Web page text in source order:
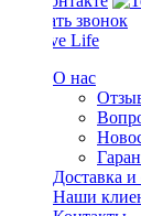
Заказать звонок
О нас
Доставка и
Наши